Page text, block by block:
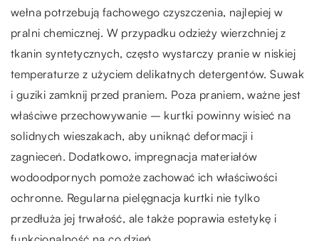
wełna potrzebują fachowego czyszczenia, najlepiej w
pralni chemicznej. W przypadku odzieży wierzchniej z
tkanin syntetycznych, często wystarczy pranie w niskiej
temperaturze z użyciem delikatnych detergentów. Suwak
i guziki zamknij przed praniem. Poza praniem, ważne jest
właściwe przechowywanie – kurtki powinny wisieć na
solidnych wieszakach, aby uniknąć deformacji i
zagnieceń. Dodatkowo, impregnacja materiałów
wodoodpornych pomoże zachować ich właściwości
ochronne. Regularna pielęgnacja kurtki nie tylko
przedłuża jej trwałość, ale także poprawia estetykę i